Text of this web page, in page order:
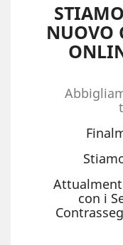
NUOVO
con i